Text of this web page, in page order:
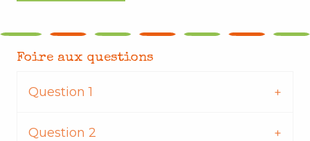
Foire aux questions
Question 1
Question 2